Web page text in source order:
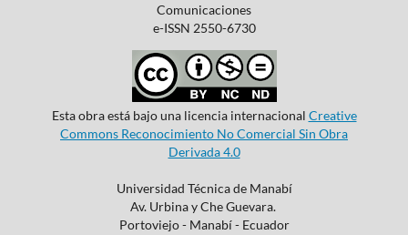
Comunicaciones
e-ISSN 2550-6730
Esta obra está bajo una licencia internacional Creative
Commons Reconocimiento No Comercial Sin Obra
Derivada 4.0
Universidad Técnica de Manabí
Av. Urbina y Che Guevara.
Portoviejo - Manabí - Ecuador